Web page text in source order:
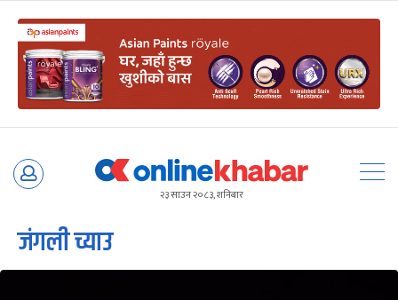
Skip
२३ साउन २०८३, शनिबार
जंगली च्याउ